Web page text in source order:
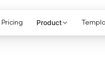
Pricing Product